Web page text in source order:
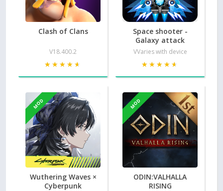
Clash of Clans
V18.400.2
★★★★★
★★★★★
Space shooter -
Galaxy attack
VVaries with device
★★★★★
★★★★★
MOD
Wuthering Waves ×
Cyberpunk
MOD
ODIN:VALHALLA
RISING